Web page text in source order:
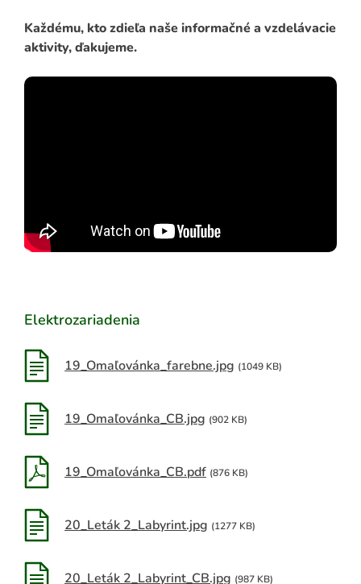
Každému, kto zdieľa naše informačné a vzdelávacie
aktivity, ďakujeme.
Elektrozariadenia
19_Omaľovánka_farebne.jpg (1049 KB)
19_Omaľovánka_CB.jpg (902 KB)
19_Omaľovánka_CB.pdf (876 KB)
20_Leták 2_Labyrint.jpg (1277 KB)
20_Leták 2_Labyrint_CB.jpg (987 KB)